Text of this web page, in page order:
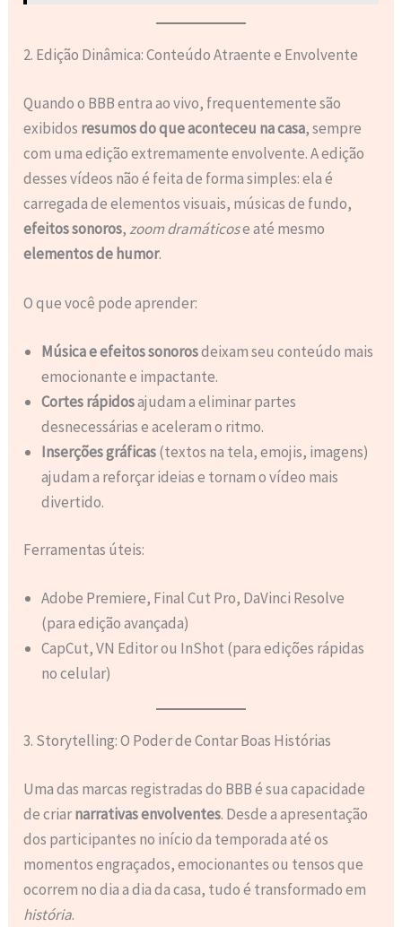
2. Edição Dinâmica: Conteúdo Atraente e Envolvente
Quando o BBB entra ao vivo, frequentemente são
exibidos resumos do que aconteceu na casa, sempre
com uma edição extremamente envolvente. A edição
desses vídeos não é feita de forma simples: ela é
carregada de elementos visuais, músicas de fundo,
efeitos sonoros,zoom dramáticose até mesmo
elementos de humor.
O que você pode aprender:
Música e efeitos sonorosdeixam seu conteúdo mais
emocionante e impactante.
Cortes rápidosajudam a eliminar partes
desnecessárias e aceleram o ritmo.
Inserções gráficas(textos na tela, emojis, imagens)
ajudam a reforçar ideias e tornam o vídeo mais
divertido.
Ferramentas úteis:
Adobe Premiere, Final Cut Pro, DaVinci Resolve
(para edição avançada)
CapCut, VN Editor ou InShot (para edições rápidas
no celular)
3. Storytelling: O Poder de Contar Boas Histórias
Uma das marcas registradas do BBB é sua capacidade
de criarnarrativas envolventes. Desde a apresentação
dos participantes no início da temporada até os
momentos engraçados, emocionantes ou tensos que
ocorrem no dia a dia da casa, tudo é transformado em
história.